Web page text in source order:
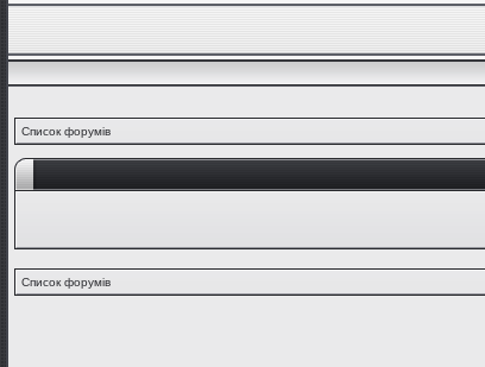
Список форумів
Список форумів